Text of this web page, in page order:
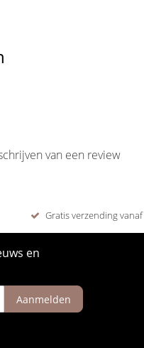
van een review
Gratis verzending vanaf
en
Aanmelden